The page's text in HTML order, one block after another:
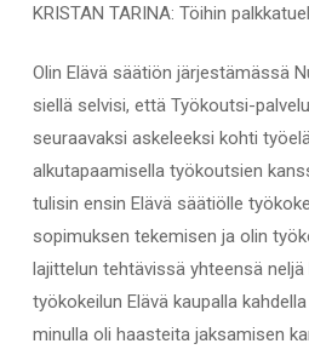
KRISTAN TARINA: Töihin
Olin Elävä säätiön järjestämässä
siellä selvisi, että Työkoutsi-
seuraavaksi askeleeksi kohti
alkutapaamisella työkoutsien
tulisin ensin Elävä säätiölle
sopimuksen tekemisen ja olin
lajittelun tehtävissä yhteensä
työkokeilun Elävä kaupalla
minulla oli haasteita jaksamisen